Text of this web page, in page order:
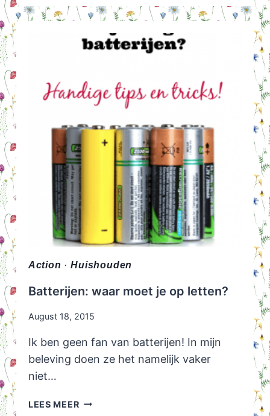
IN
PAAR
UUR
100
EURO
UITGAF…
Action ·Huishouden
Batterijen: waar moet je op letten?
August 18, 2015
Ik ben geen fan van batterijen! In mijn
beleving doen ze het namelijk vaker
niet…
LEES MEERBATTERIJEN: